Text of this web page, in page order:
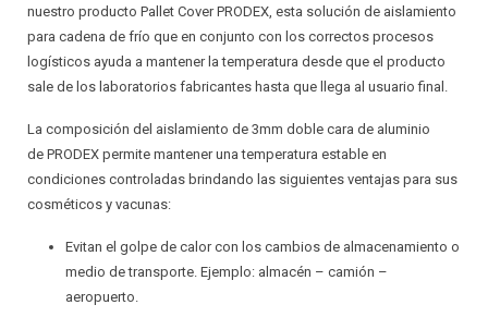
nuestro producto Pallet Cover PRODEX, esta solución de aislamiento
para cadena de frío que en conjunto con los correctos procesos
logísticos ayuda a mantener la temperatura desde que el producto
sale de los laboratorios fabricantes hasta que llega al usuario final.
La composición del aislamiento de 3mm doble cara de aluminio
de PRODEX permite mantener una temperatura estable en
condiciones controladas brindando las siguientes ventajas para sus
cosméticos y vacunas:
Evitan el golpe de calor con los cambios de almacenamiento o
medio de transporte. Ejemplo: almacén – camión –
aeropuerto.